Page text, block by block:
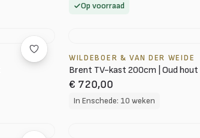
Op voorraad
WILDEBOER & VAN DER WEIDE
Brent TV-kast 200cm | Oud hout
€ 720,00
In Enschede: 10 weken